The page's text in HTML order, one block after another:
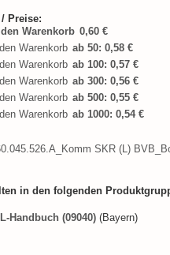
Preise:
0,60 €
ab 50: 0,58 €
ab 100: 0,57 €
ab 300: 0,56 €
ab 500: 0,55 €
ab 1000: 0,54 €
SKR (L)
in den folgenden
Handbuch (09040) (Bayern)